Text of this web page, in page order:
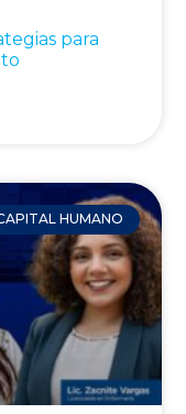
para
HUMANO